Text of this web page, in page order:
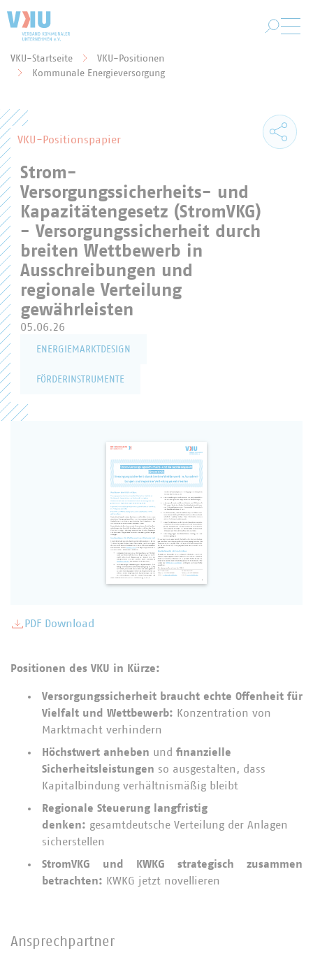
Sie befinden sich hier:
VKU-Startseite
VKU-Positionen
Kommunale Energieversorgung
VKU-Positionspapier
Strom-
Versorgungssicherheits- und
Kapazitätengesetz (StromVKG)
- Versorgungssicherheit durch
breiten Wettbewerb in
Ausschreibungen und
regionale Verteilung
gewährleisten
05.06.26
ENERGIEMARKTDESIGN
FÖRDERINSTRUMENTE
PDF Download
Positionen des VKU in Kürze:
Versorgungssicherheit braucht echte Offenheit für
Vielfalt und Wettbewerb: Konzentration von
Marktmacht verhindern
Höchstwert anheben und finanzielle
Sicherheitsleistungen so ausgestalten, dass
Kapitalbindung verhältnismäßig bleibt
Regionale Steuerung langfristig
denken: gesamtdeutsche Verteilung der Anlagen
sicherstellen
StromVKG und KWKG strategisch zusammen
betrachten: KWKG jetzt novellieren
Ansprechpartner